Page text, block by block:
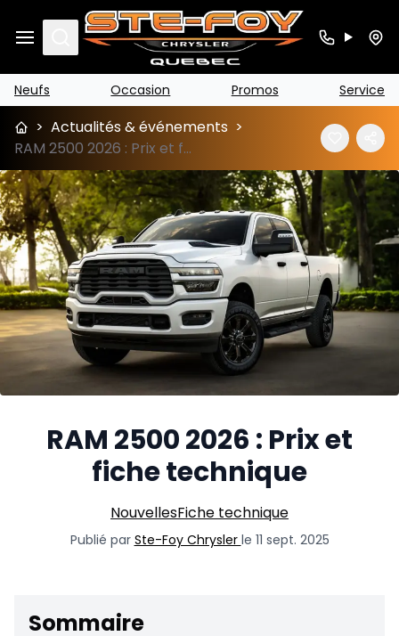
Search
Neufs Occasion Promos Service
> Actualités & événements >
RAM 2500 2026 : Prix et fiche technique
RAM 2500 2026 : Prix et
fiche technique
NouvellesFiche technique
Publié par Ste-Foy Chrysler le 11 sept. 2025
Sommaire